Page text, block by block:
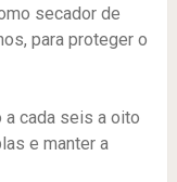
secador de
para proteger o
a cada seis a oito
e manter a